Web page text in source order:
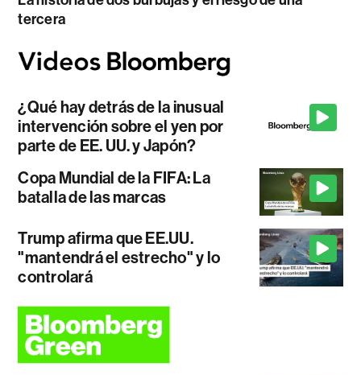
tercera
¿Qué hay detrás de la inusual
intervención sobre el yen por
parte de EE. UU. y Japón?
Copa Mundial de la FIFA: La
batalla de las marcas
Trump afirma que EE.UU.
"mantendrá el estrecho" y lo
controlará